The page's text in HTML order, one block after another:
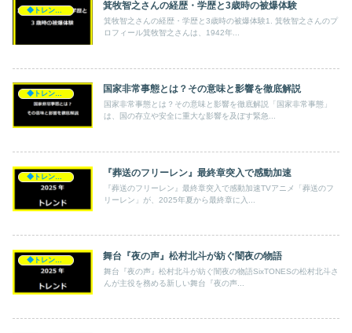
箕牧智之さんの経歴・学歴と3歳時の被爆体験
箕牧智之さんの経歴・学歴と3歳時の被爆体験1. 箕牧智之さんのプ
ロフィール箕牧智之さんは、1942年...
国家非常事態とは？その意味と影響を徹底解説
国家非常事態とは？その意味と影響を徹底解説「国家非常事態」
は、国の存立や安全に重大な影響を及ぼす緊急...
『葬送のフリーレン』最終章突入で感動加速
『葬送のフリーレン』最終章突入で感動加速TVアニメ「葬送のフ
リーレン」が、2025年夏から最終章に入...
舞台『夜の声』松村北斗が紡ぐ闇夜の物語
舞台『夜の声』松村北斗が紡ぐ闇夜の物語SixTONESの松村北斗さ
んが主役を務める新しい舞台『夜の声...